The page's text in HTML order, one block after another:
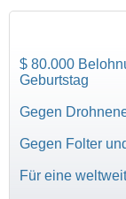
$ 80.000
Geburtstag
Gegen
Gegen Folter
Für eine